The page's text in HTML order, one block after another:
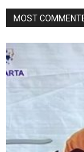
MOST